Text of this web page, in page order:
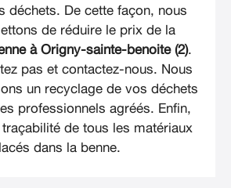
déchets. De cette façon, nous
de réduire le prix de la
à Origny-sainte-benoite (2).
pas et contactez-nous. Nous
un recyclage de vos déchets
professionnels agréés. Enfin,
de tous les matériaux
dans la benne.